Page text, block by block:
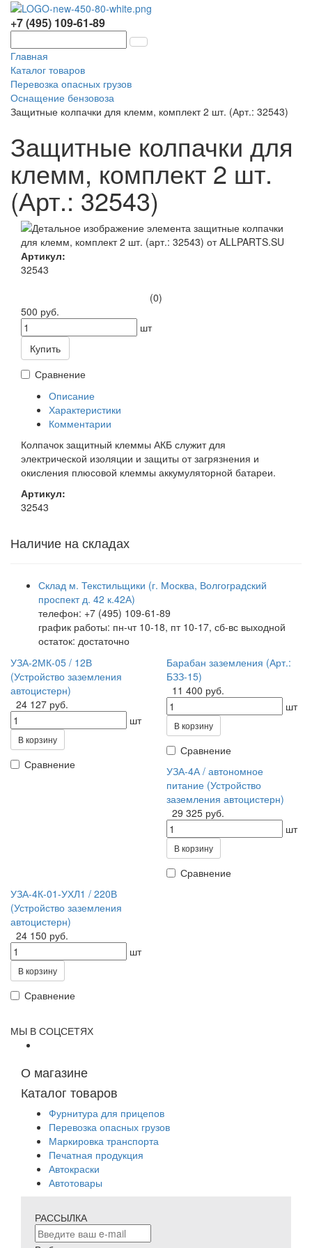
+7 (495) 109-61-89
Главная
Каталог товаров
Перевозка опасных грузов
Оснащение бензовоза
Защитные колпачки для клемм, комплект 2 шт. (Арт.: 32543)
Защитные колпачки для
клемм, комплект 2 шт.
(Арт.: 32543)
Артикул:
32543
(0)
500 руб.
шт
Купить
Сравнение
Описание
Характеристики
Комментарии
Колпачок защитный клеммы АКБ служит для
электрической изоляции и защиты от загрязнения и
окисления плюсовой клеммы аккумуляторной батареи.
Артикул:
32543
Наличие на складах
Склад м. Текстильщики (г. Москва, Волгоградский
проспект д. 42 к.42А)
телефон: +7 (495) 109-61-89
график работы: пн-чт 10-18, пт 10-17, сб-вс выходной
остаток: достаточно
УЗА-2МК-05 / 12В
(Устройство заземления
автоцистерн)
24 127 руб.
шт
В корзину
Сравнение
Барабан заземления (Арт.:
БЗЗ-15)
11 400 руб.
шт
В корзину
Сравнение
УЗА-4А / автономное
питание (Устройство
заземления автоцистерн)
29 325 руб.
шт
В корзину
Сравнение
УЗА-4К-01-УХЛ1 / 220В
(Устройство заземления
автоцистерн)
24 150 руб.
шт
В корзину
Сравнение
МЫ В СОЦСЕТЯХ
О магазине
Каталог товаров
Фурнитура для прицепов
Перевозка опасных грузов
Маркировка транспорта
Печатная продукция
Автокраски
Автотовары
РАССЫЛКА